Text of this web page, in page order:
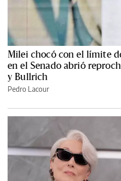
Milei chocó con el límite
en el Senado abrió
y Bullrich
Pedro Lacour